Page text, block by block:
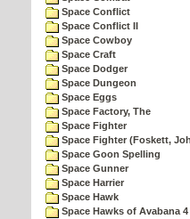
Space Conflict
Space Conflict II
Space Cowboy
Space Craft
Space Dodger
Space Dungeon
Space Eggs
Space Factory, The
Space Fighter
Space Fighter (Foskett,
Space Goon Spelling
Space Gunner
Space Harrier
Space Hawk
Space Hawks of Avabana 4